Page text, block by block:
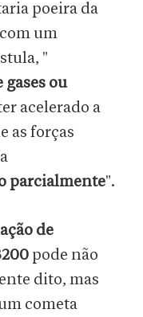
poeira da
um
"
ou
acelerado a
as forças
parcialmente".
de
pode não
dito, mas
cometa